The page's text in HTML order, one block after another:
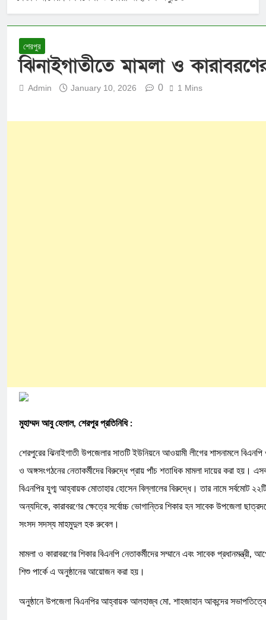
শেরপুর
ঝিনাইগাতীতে মামলা ও
Admin January 10, 2026 0 1 Mins
মুহাম্মদ আবু হেলাল, শেরপুর প্রতিনিধি :
শেরপুরের ঝিনাইগাতী উপজেলার সাতটি ইউনিয়নে আওয়ামী লীগের শাসনামলে
ও অঙ্গসংগঠনের নেতাকর্মীদের বিরুদ্ধে প্রায় পাঁচ শতাধিক মামলা দায়ের করা হয়।
বিএনপির যুগ্ম আহ্বায়ক মোতাহার হোসেন বিল্লালের বিরুদ্ধে। তার নামে সর্বমোট
অন্যদিকে, কারাবরণের ক্ষেত্রে সর্বোচ্চ ভোগান্তির শিকার হন সাবেক উপজেলা
সংসদ সদস্য মাহমুদুল হক রুবেল।
মামলা ও কারাবরণের শিকার বিএনপি নেতাকর্মীদের সম্মানে এবং সাবেক
শিশু পার্কে এ অনুষ্ঠানের আয়োজন করা হয়।
অনুষ্ঠানে উপজেলা বিএনপির আহ্বায়ক আলহাজ্ব মো. শাহজাহান আকন্দের